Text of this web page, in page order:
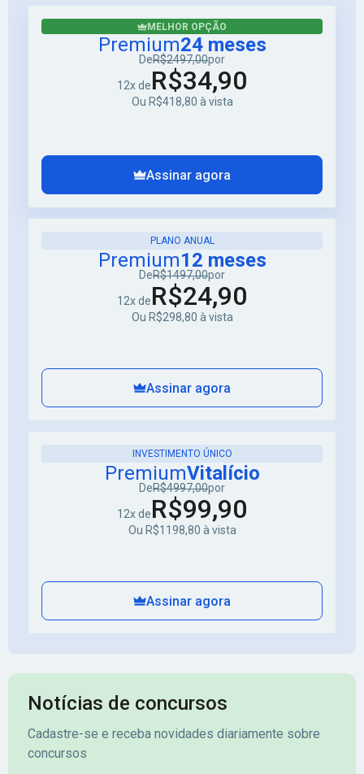
MELHOR OPÇÃO
Premium24 meses
DeR$2497,00por
12x deR$34,90
Ou R$418,80 à vista
Assinar agora
PLANO ANUAL
Premium12 meses
DeR$1497,00por
12x deR$24,90
Ou R$298,80 à vista
Assinar agora
INVESTIMENTO ÚNICO
PremiumVitalício
DeR$4997,00por
12x deR$99,90
Ou R$1198,80 à vista
Assinar agora
Notícias de concursos
Cadastre-se e receba novidades diariamente sobre
concursos